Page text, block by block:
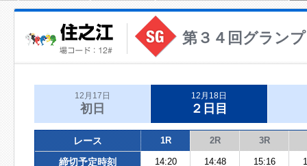
第３４回グラン
12月17日
初日
12月18日
２日目
レース 1R 2R 3R
締切予定時刻 14:20 14:48 15:16